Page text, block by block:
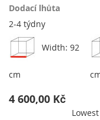
Dodací lhůta
2-4 týdny
Width: 92
cm
4 600,00 Kč